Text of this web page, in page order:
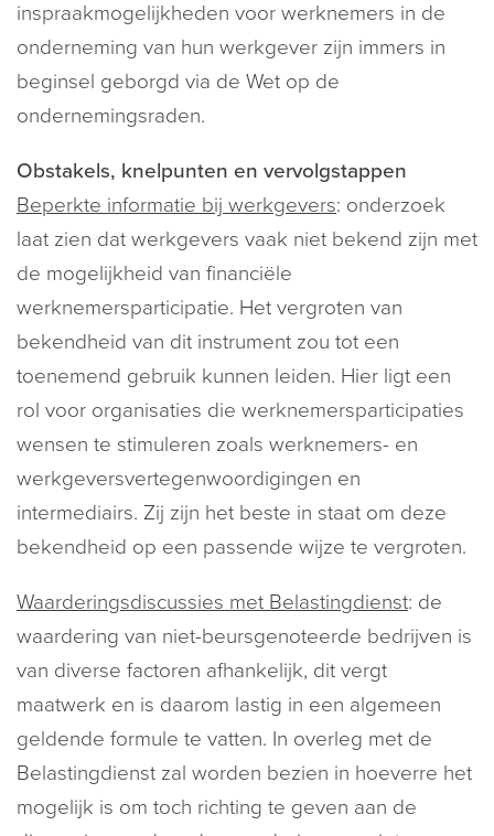
inspraakmogelijkheden voor werknemers in de
onderneming van hun werkgever zijn immers in
beginsel geborgd via de Wet op de
ondernemingsraden.
Obstakels, knelpunten en vervolgstappen
Beperkte informatie bij werkgevers: onderzoek
laat zien dat werkgevers vaak niet bekend zijn met
de mogelijkheid van financiële
werknemersparticipatie. Het vergroten van
bekendheid van dit instrument zou tot een
toenemend gebruik kunnen leiden. Hier ligt een
rol voor organisaties die werknemersparticipaties
wensen te stimuleren zoals werknemers- en
werkgeversvertegenwoordigingen en
intermediairs. Zij zijn het beste in staat om deze
bekendheid op een passende wijze te vergroten.
Waarderingsdiscussies met Belastingdienst: de
waardering van niet-beursgenoteerde bedrijven is
van diverse factoren afhankelijk, dit vergt
maatwerk en is daarom lastig in een algemeen
geldende formule te vatten. In overleg met de
Belastingdienst zal worden bezien in hoeverre het
mogelijk is om toch richting te geven aan de